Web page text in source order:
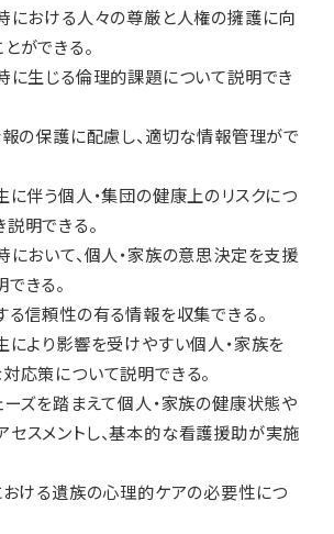
における人々の尊厳と人権の擁護に向
ができる。
に生じる倫理的課題について説明でき
の保護に配慮し、適切な情報管理がで
伴う個人・集団の健康上のリスクにつ
明できる。
おいて、個人・家族の意思決定を支援
きる。
信頼性の有る情報を収集できる。
より影響を受けやすい個人・家族を
応策について説明できる。
ズを踏まえて個人・家族の健康状態や
スメントし、基本的な看護援助が実施
ける遺族の心理的ケアの必要性につ